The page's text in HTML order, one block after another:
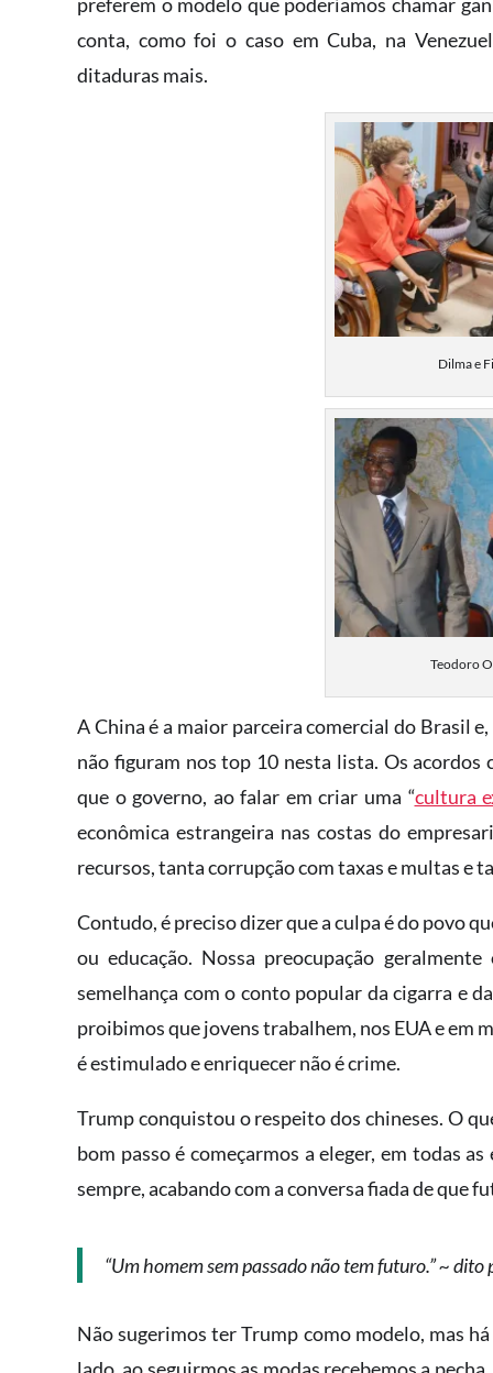
conta, como foi o caso em Cuba, na
ditaduras mais.
Dilma e
Teodoro
A China é a maior parceira comercial do Brasil
não figuram nos top 10 nesta lista. Os
que o governo, ao falar em criar uma “cultura
econômica estrangeira nas costas do
recursos, tanta corrupção com taxas e multas e
Contudo, é preciso dizer que a culpa é do povo
ou educação. Nossa preocupação
semelhança com o conto popular da cigarra e
proibimos que jovens trabalhem, nos EUA e
é estimulado e enriquecer não é crime.
Trump conquistou o respeito dos chineses. O
bom passo é começarmos a eleger, em todas
sempre, acabando com a conversa fiada de que
“Um homem sem passado não tem futuro.” ~ dito
Não sugerimos ter Trump como modelo, mas